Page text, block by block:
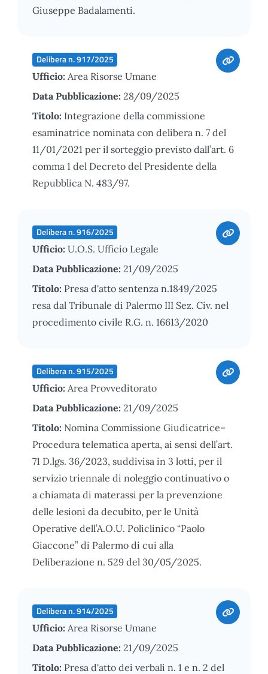
Giuseppe Badalamenti.
Delibera n. 917/2025
Ufficio: Area Risorse Umane
Data Pubblicazione: 28/09/2025
Titolo: Integrazione della commissione
esaminatrice nominata con delibera n. 7 del
11/01/2021 per il sorteggio previsto dall’art. 6
comma 1 del Decreto del Presidente della
Repubblica N. 483/97.
Delibera n. 916/2025
Ufficio: U.O.S. Ufficio Legale
Data Pubblicazione: 21/09/2025
Titolo: Presa d'atto sentenza n.1849/2025
resa dal Tribunale di Palermo III Sez. Civ. nel
procedimento civile R.G. n. 16613/2020
Delibera n. 915/2025
Ufficio: Area Provveditorato
Data Pubblicazione: 21/09/2025
Titolo: Nomina Commissione Giudicatrice–
Procedura telematica aperta, ai sensi dell’art.
71 D.lgs. 36/2023, suddivisa in 3 lotti, per il
servizio triennale di noleggio continuativo o
a chiamata di materassi per la prevenzione
delle lesioni da decubito, per le Unità
Operative dell’A.O.U. Policlinico “Paolo
Giaccone” di Palermo di cui alla
Deliberazione n. 529 del 30/05/2025.
Delibera n. 914/2025
Ufficio: Area Risorse Umane
Data Pubblicazione: 21/09/2025
Titolo: Presa d'atto dei verbali n. 1 e n. 2 del